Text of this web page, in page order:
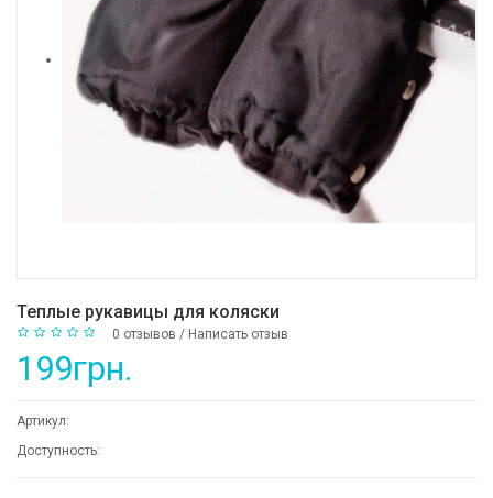
Теплые рукавицы для коляски
0 отзывов / Написать отзыв
199грн.
Артикул:
Доступность: